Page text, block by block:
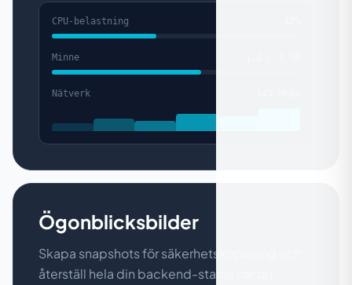
CPU-belastning
Minne
Nätverk
Ögonblicksbilder
Skapa snapshots för säkerhetskopiering och
återställ hela din backend-status när du